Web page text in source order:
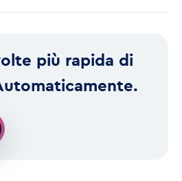
più rapida di